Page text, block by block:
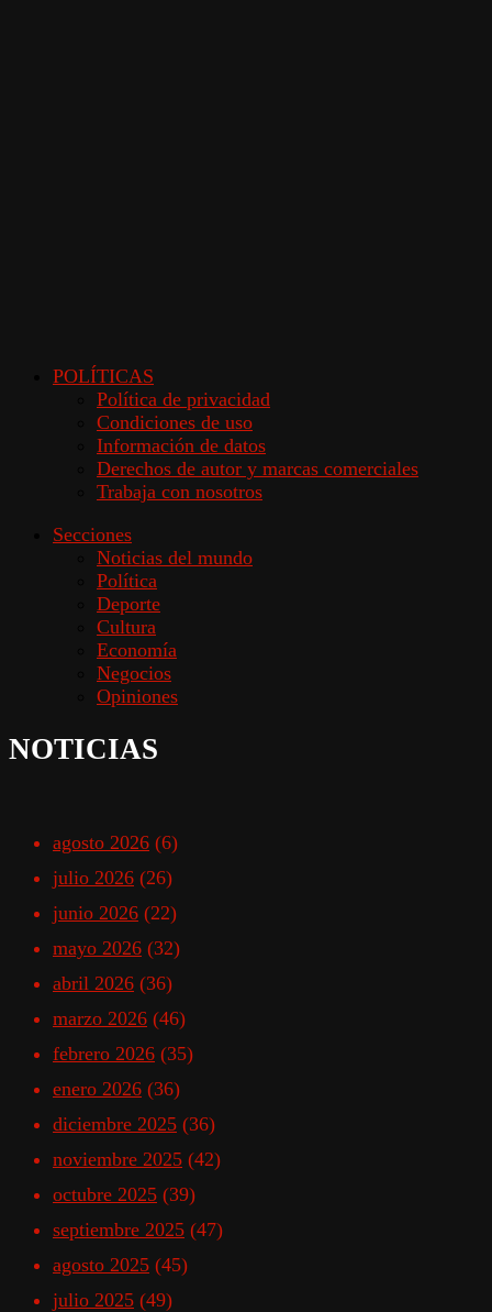
POLÍTICAS
Política de privacidad
Condiciones de uso
Información de datos
Derechos de autor y marcas comerciales
Trabaja con nosotros
Secciones
Noticias del mundo
Política
Deporte
Cultura
Economía
Negocios
Opiniones
NOTICIAS
agosto 2026 (6)
julio 2026 (26)
junio 2026 (22)
mayo 2026 (32)
abril 2026 (36)
marzo 2026 (46)
febrero 2026 (35)
enero 2026 (36)
diciembre 2025 (36)
noviembre 2025 (42)
octubre 2025 (39)
septiembre 2025 (47)
agosto 2025 (45)
julio 2025 (49)